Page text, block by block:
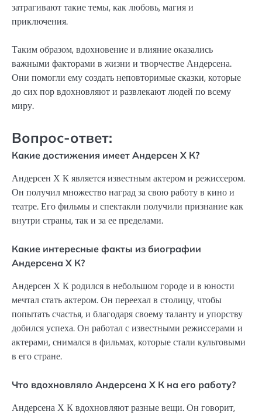
затрагивают такие темы, как любовь, магия и
приключения.
Таким образом, вдохновение и влияние оказались
важными факторами в жизни и творчестве Андерсена.
Они помогли ему создать неповторимые сказки, которые
до сих пор вдохновляют и развлекают людей по всему
миру.
Вопрос-ответ:
Какие достижения имеет Андерсен Х К?
Андерсен Х К является известным актером и режиссером.
Он получил множество наград за свою работу в кино и
театре. Его фильмы и спектакли получили признание как
внутри страны, так и за ее пределами.
Какие интересные факты из биографии
Андерсена Х К?
Андерсен Х К родился в небольшом городе и в юности
мечтал стать актером. Он переехал в столицу, чтобы
попытать счастья, и благодаря своему таланту и упорству
добился успеха. Он работал с известными режиссерами и
актерами, снимался в фильмах, которые стали культовыми
в его стране.
Что вдохновляло Андерсена Х К на его работу?
Андерсена Х К вдохновляют разные вещи. Он говорит,